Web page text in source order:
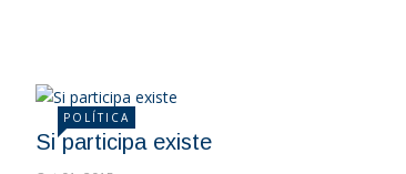
POLÍTICA
Si participa existe